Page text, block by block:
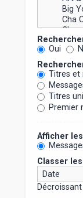
Oui
Titres et
Titres
Premier
Afficher
Classer
Décroissant